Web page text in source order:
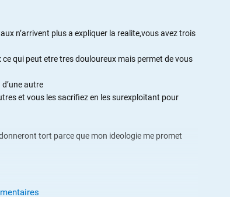
n’arrivent plus a expliquer la realite,vous avez trois
qui peut etre tres douloureux mais permet de vous
autre
et vous les sacrifiez en les surexploitant pour
tort parce que mon ideologie me promet